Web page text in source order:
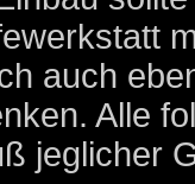
auch
Alle
jeglicher